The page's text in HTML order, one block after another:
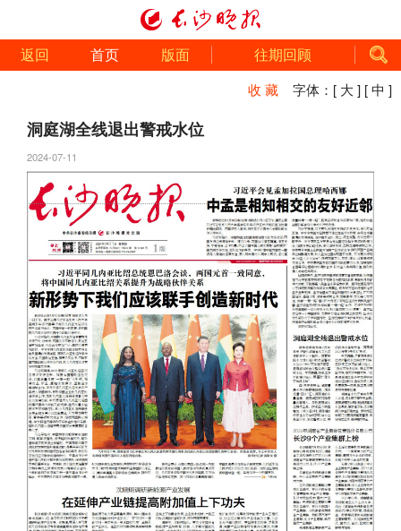
返回 首页 版面 往期回顾
收 藏 字体： [ 大 ] [ 中 ]
洞庭湖全线退出警戒水位
2024-07-11